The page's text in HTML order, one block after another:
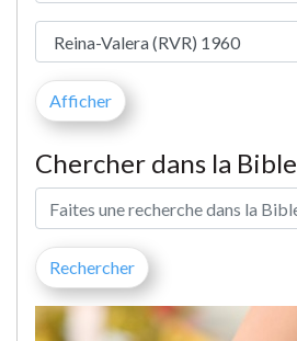
Chercher dans la Bible